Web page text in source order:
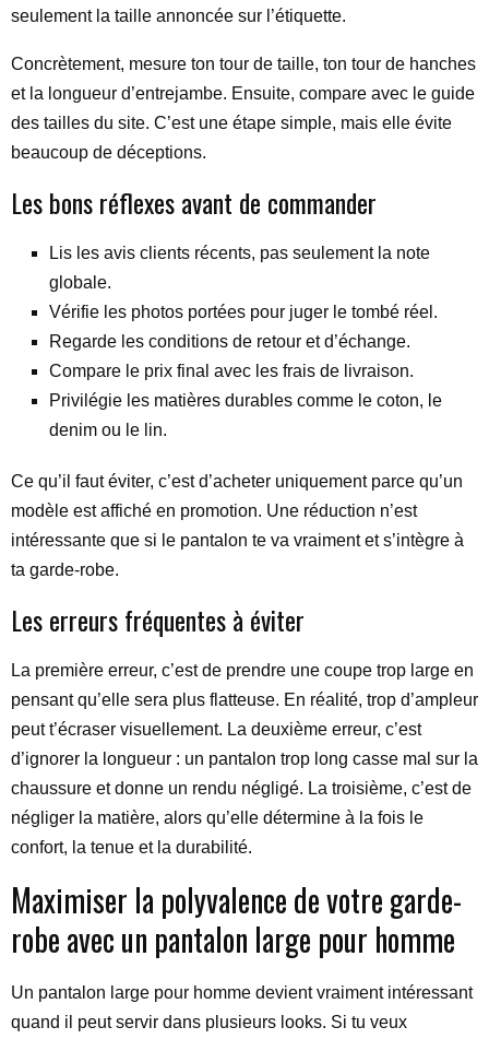
seulement la taille annoncée sur l’étiquette.
Concrètement, mesure ton tour de taille, ton tour de hanches
et la longueur d’entrejambe. Ensuite, compare avec le guide
des tailles du site. C’est une étape simple, mais elle évite
beaucoup de déceptions.
Les bons réflexes avant de commander
Lis les avis clients récents, pas seulement la note
globale.
Vérifie les photos portées pour juger le tombé réel.
Regarde les conditions de retour et d’échange.
Compare le prix final avec les frais de livraison.
Privilégie les matières durables comme le coton, le
denim ou le lin.
Ce qu’il faut éviter, c’est d’acheter uniquement parce qu’un
modèle est affiché en promotion. Une réduction n’est
intéressante que si le pantalon te va vraiment et s’intègre à
ta garde-robe.
Les erreurs fréquentes à éviter
La première erreur, c’est de prendre une coupe trop large en
pensant qu’elle sera plus flatteuse. En réalité, trop d’ampleur
peut t’écraser visuellement. La deuxième erreur, c’est
d’ignorer la longueur : un pantalon trop long casse mal sur la
chaussure et donne un rendu négligé. La troisième, c’est de
négliger la matière, alors qu’elle détermine à la fois le
confort, la tenue et la durabilité.
Maximiser la polyvalence de votre garde-
robe avec un pantalon large pour homme
Un pantalon large pour homme devient vraiment intéressant
quand il peut servir dans plusieurs looks. Si tu veux